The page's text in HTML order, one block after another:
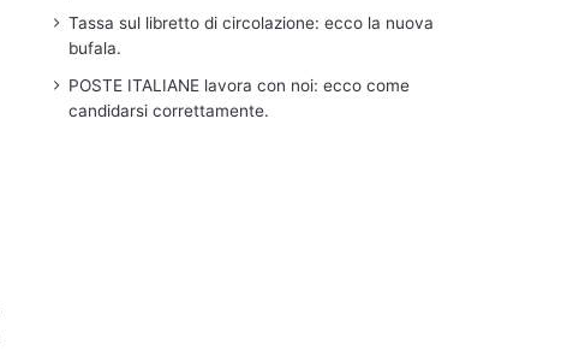
Tassa sul libretto di circolazione: ecco la nuova
bufala.
POSTE ITALIANE lavora con noi: ecco come
candidarsi correttamente.